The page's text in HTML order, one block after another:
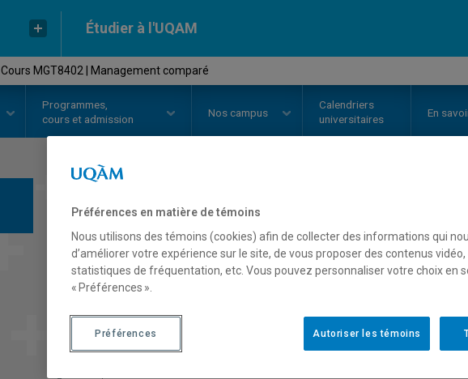
Étudier à l'UQAM
Cours MGT8402 | Management comparé
Programmes,
cours et admission
Nos campus
Calendriers
universitaires
En
COURS// MGT8402
Description Horaire - Été 2026
Préférences en matière de témoins
Nous utilisons des témoins (cookies) afin de collecter des informations qui
d’améliorer votre expérience sur le site, de vous proposer des contenus vidéo,
statistiques de fréquentation, etc. Vous pouvez personnaliser votre choix en
« Préférences ».
Autoriser les témoins
Préférences